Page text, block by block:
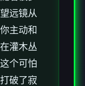
远镜从
主动和
灌木丛
个可怕
破了寂